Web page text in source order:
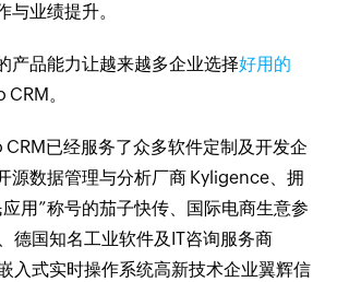
与业绩提升。
产品能力让越来越多企业选择好用的
。
已经服务了众多软件定制及开发企
源数据管理与分析厂商 Kyligence、拥
用”称号的茄子快传、国际电商生意参
德国知名工业软件及IT咨询服务商
入式实时操作系统高新技术企业翼辉信